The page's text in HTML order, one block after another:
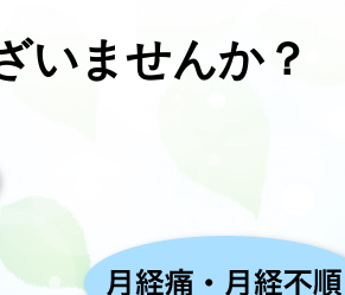
いませんか？